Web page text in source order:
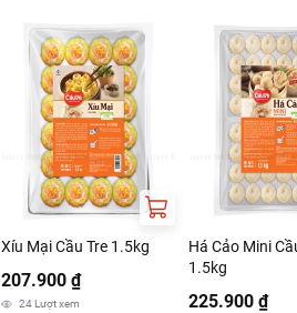
Xíu Mại Cầu Tre 1.5kg
207.900 ₫
24Lượt xem
Há Cảo Mini
1.5kg
225.900 ₫